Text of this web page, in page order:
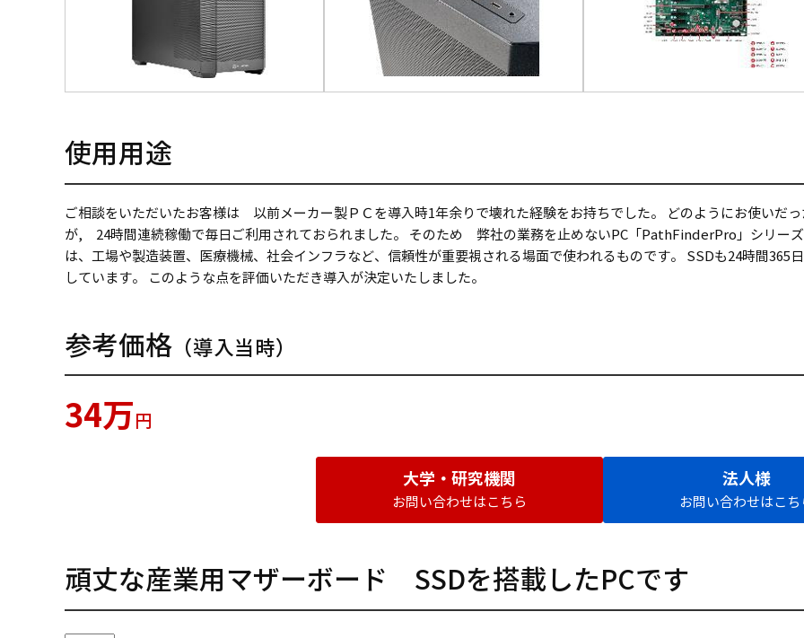
使用用途
ご相談をいただいたお客様は 以前メーカー製ＰＣを導入時1年余りで壊れた経験をお持ちでした。 どのようにお使いだ
が, 24時間連続稼働で毎日ご利用されておられました。 そのため 弊社の業務を止めないPC「PathFinderPro」シリー
は、工場や製造装置、医療機械、社会インフラなど、信頼性が重要視される場面で使われるものです。 SSDも24時間
しています。 このような点を評価いただき導入が決定いたしました。
参考価格 （導入当時）
34万 円
大学・研究機関
お問い合わせはこちら
法人様
お問い合わせはこち
頑丈な産業用マザーボード SSDを搭載したPCです